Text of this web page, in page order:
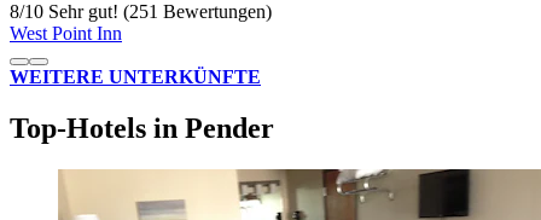
8/10 Sehr gut! (251 Bewertungen)
West Point Inn
WEITERE UNTERKÜNFTE
Top-Hotels in Pender